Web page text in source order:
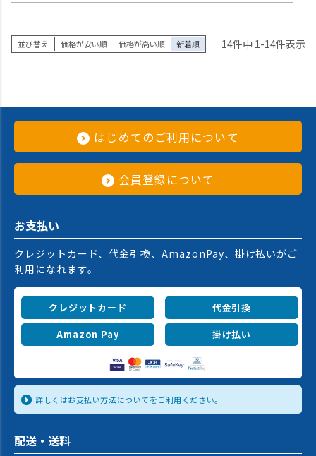
並び替え 価格が安い順 価格が高い順 新着順 14件中 1-14件表示
はじめてのご利用について
会員登録について
お支払い
クレジットカード、代金引換、AmazonPay、掛け払いがご
利用になれます。
クレジットカード
代金引換
Amazon Pay
掛け払い
詳しくはお支払い方法についてをご利用ください。
配送・送料